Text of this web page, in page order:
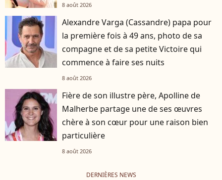
8 août 2026
Alexandre Varga (Cassandre) papa pour
la première fois à 49 ans, photo de sa
compagne et de sa petite Victoire qui
commence à faire ses nuits
8 août 2026
Fière de son illustre père, Apolline de
Malherbe partage une de ses œuvres
chère à son cœur pour une raison bien
particulière
8 août 2026
DERNIÈRES NEWS